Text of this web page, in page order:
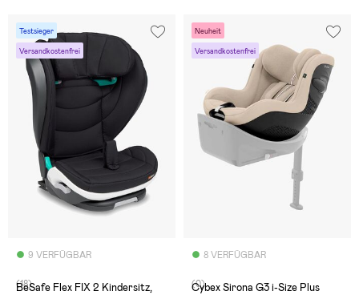
Testsieger
Versandkostenfrei
9 VERFÜGBAR
(18)
BeSafe Flex FIX 2 Kindersitz,
Neuheit
Versandkostenfrei
8 VERFÜGBAR
(0)
Cybex Sirona G3 i-Size Plus